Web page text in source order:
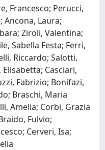
Francesco; Perucci,
Ancona, Laura;
Ziroli, Valentina;
Sabella Festa; Ferri,
Riccardo; Salotti,
Casciari,
Fabrizio; Bonifazi,
Braschi, Maria
Amelia; Corbi, Grazia
Fulvio;
Cerveri, Isa;